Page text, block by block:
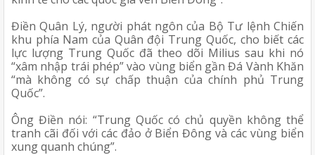
Điền Quân Lý, người phát ngôn của Bộ Tư lệnh Chiến
khu phía Nam của Quân đội Trung Quốc, cho biết các
lực lượng Trung Quốc đã theo dõi Milius sau khi nó
“xâm nhập trái phép” vào vùng biển gần Đá Vành Khăn
“mà không có sự chấp thuận của chính phủ Trung
Quốc”.
Ông Điền nói: “Trung Quốc có chủ quyền không thể
tranh cãi đối với các đảo ở Biển Đông và các vùng biển
xung quanh chúng”.